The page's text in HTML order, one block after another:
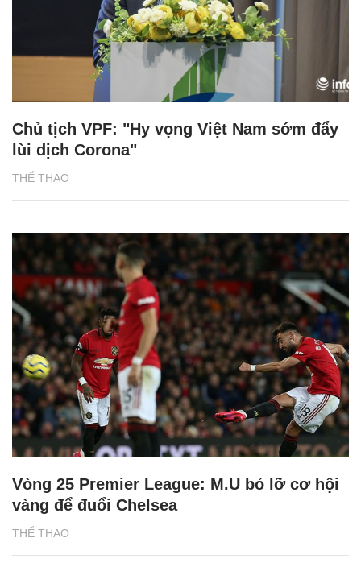
THỂ THAO
Chủ tịch VPF: "Hy vọng Việt Nam sớm đẩy
lùi dịch Corona"
THỂ THAO
Vòng 25 Premier League: M.U bỏ lỡ cơ hội
vàng để đuổi Chelsea